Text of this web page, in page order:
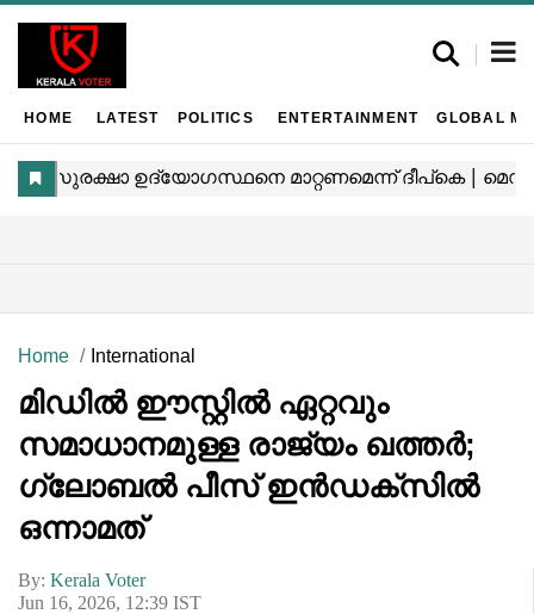
HOME LATEST POLITICS ENTERTAINMENT GLOBAL
Home International
മിഡിൽ ഈസ്റ്റിൽ ഏറ്റവും
സമാധാനമുള്ള രാജ്യം ഖത്തർ;
ഗ്ലോബൽ പീസ് ഇൻഡക്സിൽ
ഒന്നാമത്
By: Kerala Voter
Jun 16, 2026, 12:39 IST